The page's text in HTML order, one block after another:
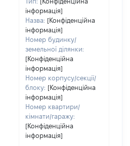
інформація]
Назва: [Конфіденційна
інформація]
Номер будинку/
земельної ділянки:
[Конфіденційна
інформація]
Номер корпусу/секції/
блоку: [Конфіденційна
інформація]
Номер квартири/
кімнати/гаражу:
[Конфіденційна
інформація]